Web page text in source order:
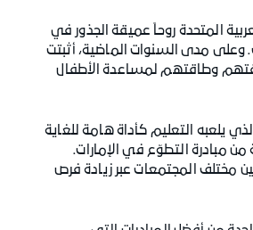
المتحدة روحاً عميقة الجذور في
وعلى مدى السنوات الماضية، أثبتت
وطاقتهم لمساعدة الأطفال
يلعبه التعليم كأداة هامة للغاية
مبادرة التطوّع في الإمارات.
مختلف المجتمعات عبر زيادة فرص